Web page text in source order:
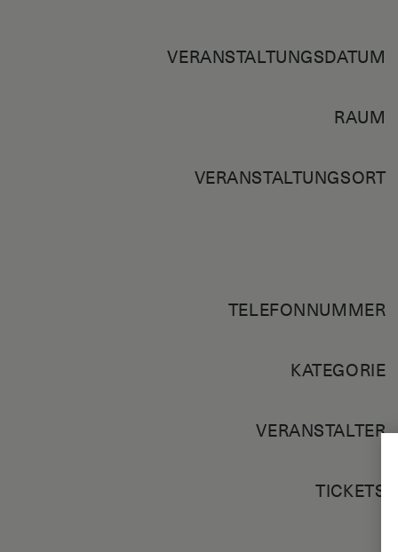
VERANSTALTUNGSDATUM
RAUM
VERANSTALTUNGSORT
TELEFONNUMMER
KATEGORIE
VERANSTALTER
TICKETS